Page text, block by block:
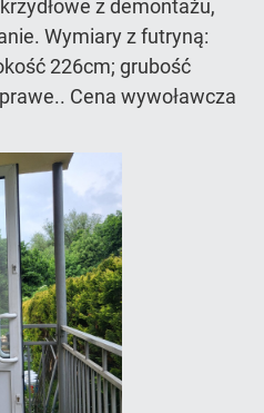
z demontażu,
Wymiary z futryną:
226cm; grubość
Cena wywoławcza